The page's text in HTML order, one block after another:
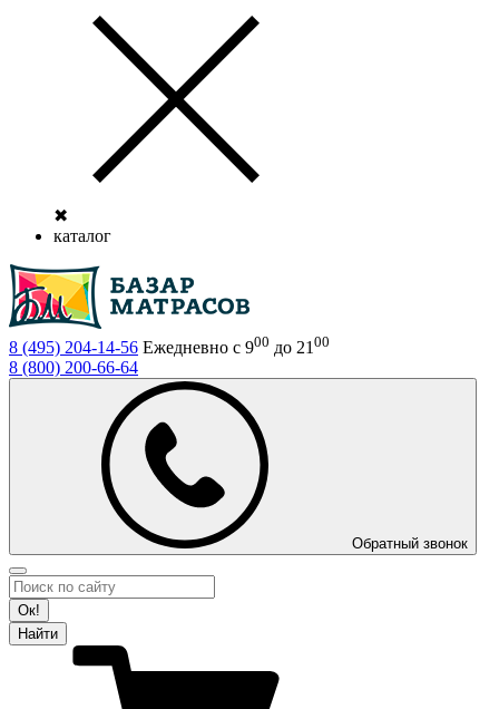
✖
каталог
8 (495) 204-14-56 Ежедневно с 900 до 21 00
8 (800) 200-66-64
Обратный звонок
Ок!
Найти